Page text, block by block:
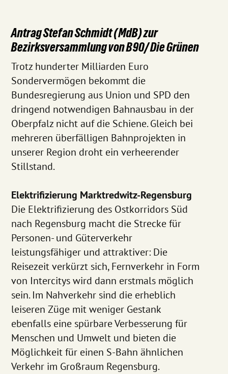
Antrag Stefan Schmidt (MdB) zur
Bezirksversammlung von B90/ Die Grünen
Trotz hunderter Milliarden Euro
Sondervermögen bekommt die
Bundesregierung aus Union und SPD den
dringend notwendigen Bahnausbau in der
Oberpfalz nicht auf die Schiene. Gleich bei
mehreren überfälligen Bahnprojekten in
unserer Region droht ein verheerender
Stillstand.
Elektrifizierung Marktredwitz-Regensburg
Die Elektrifizierung des Ostkorridors Süd
nach Regensburg macht die Strecke für
Personen- und Güterverkehr
leistungsfähiger und attraktiver: Die
Reisezeit verkürzt sich, Fernverkehr in Form
von Intercitys wird dann erstmals möglich
sein. Im Nahverkehr sind die erheblich
leiseren Züge mit weniger Gestank
ebenfalls eine spürbare Verbesserung für
Menschen und Umwelt und bieten die
Möglichkeit für einen S-Bahn ähnlichen
Verkehr im Großraum Regensburg.